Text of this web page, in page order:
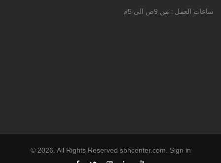
ساعات العمل من 9ص الى 5م
© 2026. All Rights Reserved sbhcenter.com. Sign in